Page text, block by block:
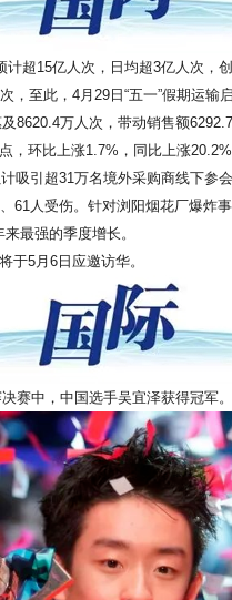
超15亿人次，日均超3亿人次，
至此，4月29日“五一”假期运输
万人次，带动销售额
环比上涨1.7%，同比上涨
引超31万名境外采购商线下参
人受伤。针对浏阳烟花厂爆炸
最强的季度增长。
5月6日应邀访华。
中，中国选手吴宜泽获得冠军。